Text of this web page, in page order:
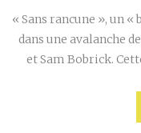
« Sans rancune », un
dans une avalanche
et Sam Bobrick.